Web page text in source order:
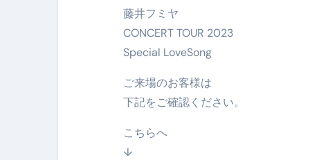
バナナを毎日食べたらどうな
かいまき（掻巻き）超完全ガイ
【最新版】掛け布団の選び方“
藤井フミヤ
CONCERT TOUR 2023
Special LoveSong
ご来場のお客様は
下記をご確認ください。
こちらへ
↓